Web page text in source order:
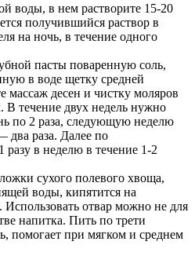
воды, в нем растворите 15-20
получившийся раствор в
на ночь, в течение одного
пасты поваренную соль,
в воде щетку средней
массаж десен и чистку моляров
течение двух недель нужно
по 2 раза, следующую неделю
два раза. Далее по
в неделю в течение 1-2
сухого полевого хвоща,
воды, кипятится на
отвар можно не для
напитка. Пить по трети
помогает при мягком и среднем